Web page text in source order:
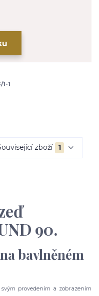
1
zboží 1
90.
bavlněném
provedením a zobrazením